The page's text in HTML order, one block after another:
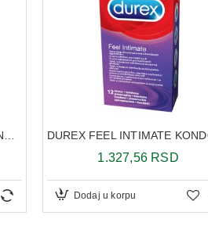
1.327,56 RSD
Dodaj u korpu